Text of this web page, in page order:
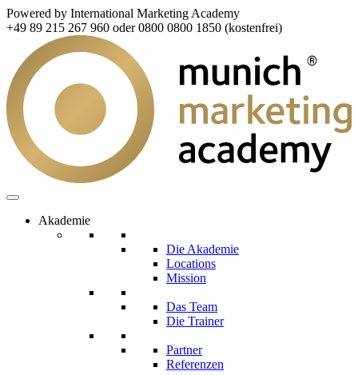
Powered by International Marketing Academy
+49 89 215 267 960 oder 0800 0800 1850 (kostenfrei)
Akademie
Die Akademie
Locations
Mission
Das Team
Die Trainer
Partner
Referenzen